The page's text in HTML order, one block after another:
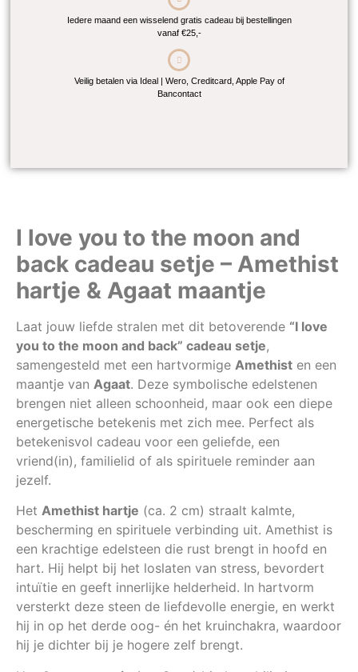
Iedere maand een wisselend gratis cadeau bij bestellingen
vanaf €25,-
Veilig betalen via Ideal | Wero, Creditcard, Apple Pay of
Bancontact
I love you to the moon and
back cadeau setje – Amethist
hartje & Agaat maantje
Laat jouw liefde stralen met dit betoverende “I love
you to the moon and back” cadeau setje,
samengesteld met een hartvormige Amethist en een
maantje van Agaat. Deze symbolische edelstenen
brengen niet alleen schoonheid, maar ook een diepe
energetische betekenis met zich mee. Perfect als
betekenisvol cadeau voor een geliefde, een
vriend(in), familielid of als spirituele reminder aan
jezelf.
Het Amethist hartje (ca. 2 cm) straalt kalmte,
bescherming en spirituele verbinding uit. Amethist is
een krachtige edelsteen die rust brengt in hoofd en
hart. Hij helpt bij het loslaten van stress, bevordert
intuïtie en geeft innerlijke helderheid. In hartvorm
versterkt deze steen de liefdevolle energie, en werkt
hij in op het derde oog- én het kruinchakra, waardoor
hij je dichter bij je hogere zelf brengt.